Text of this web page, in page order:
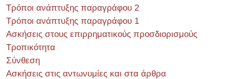
Τρόποι ανάπτυξης παραγράφου 2
Τρόποι ανάπτυξης παραγράφου 1
Ασκήσεις στους επιρρηματικούς προσδιορισμούς
Τροπικότητα
Σύνθεση
Ασκήσεις στις αντωνυμίες και στα άρθρα